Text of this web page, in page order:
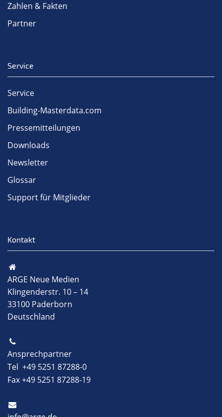
Zahlen & Fakten
Partner
Service
Service
Building-Masterdata.com
Pressemitteilungen
Downloads
Newsletter
Glossar
Support für Mitglieder
Kontakt
ARGE Neue Medien
Klingenderstr. 10 – 14
33100 Paderborn
Deutschland
Ansprechpartner
Tel +49 5251 87288-0
Fax +49 5251 87288-19